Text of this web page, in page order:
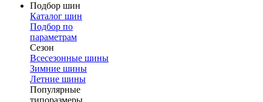
Подбор шин
Каталог шин
Подбор по
параметрам
Сезон
Всесезонные шины
Зимние шины
Летние шины
Популярные
типоразмеры